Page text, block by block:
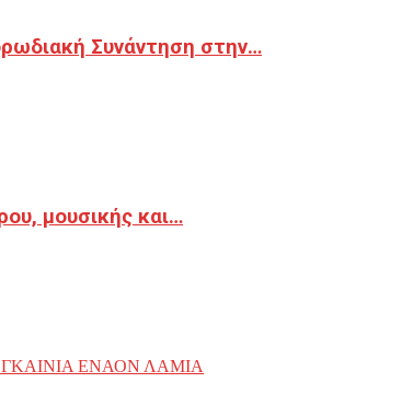
Συνάντηση στην…
μουσικής και…
ΕΝΑΟΝ ΛΑΜΙΑ